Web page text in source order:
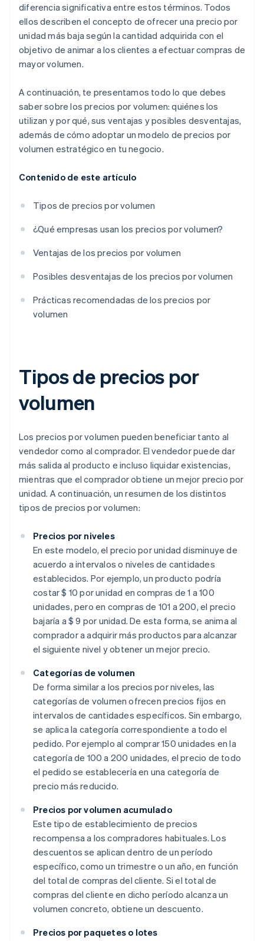
diferencia significativa entre estos términos. Todos
ellos describen el concepto de ofrecer una precio por
unidad más baja según la cantidad adquirida con el
objetivo de animar a los clientes a efectuar compras de
mayor volumen.
A continuación, te presentamos todo lo que debes
saber sobre los precios por volumen: quiénes los
utilizan y por qué, sus ventajas y posibles desventajas,
además de cómo adoptar un modelo de precios por
volumen estratégico en tu negocio.
Contenido de este artículo
Tipos de precios por volumen
¿Qué empresas usan los precios por volumen?
Ventajas de los precios por volumen
Posibles desventajas de los precios por volumen
Prácticas recomendadas de los precios por
volumen
Tipos de precios por
volumen
Los precios por volumen pueden beneficiar tanto al
vendedor como al comprador. El vendedor puede dar
más salida al producto e incluso liquidar existencias,
mientras que el comprador obtiene un mejor precio por
unidad. A continuación, un resumen de los distintos
tipos de precios por volumen:
Precios por niveles
En este modelo, el precio por unidad disminuye de
acuerdo a intervalos o niveles de cantidades
establecidos. Por ejemplo, un producto podría
costar $ 10 por unidad en compras de 1 a 100
unidades, pero en compras de 101 a 200, el precio
bajaría a $ 9 por unidad. De esta forma, se anima al
comprador a adquirir más productos para alcanzar
el siguiente nivel y obtener un mejor precio.
Categorías de volumen
De forma similar a los precios por niveles, las
categorías de volumen ofrecen precios fijos en
intervalos de cantidades específicos. Sin embargo,
se aplica la categoría correspondiente a todo el
pedido. Por ejemplo al comprar 150 unidades en la
categoría de 100 a 200 unidades, el precio de todo
el pedido se establecería en una categoría de
precio más reducido.
Precios por volumen acumulado
Este tipo de establecimiento de precios
recompensa a los compradores habituales. Los
descuentos se aplican dentro de un período
específico, como un trimestre o un año, en función
del total de compras del cliente. Si el total de
compras del cliente en dicho período alcanza un
volumen concreto, obtiene un descuento.
Precios por paquetes o lotes